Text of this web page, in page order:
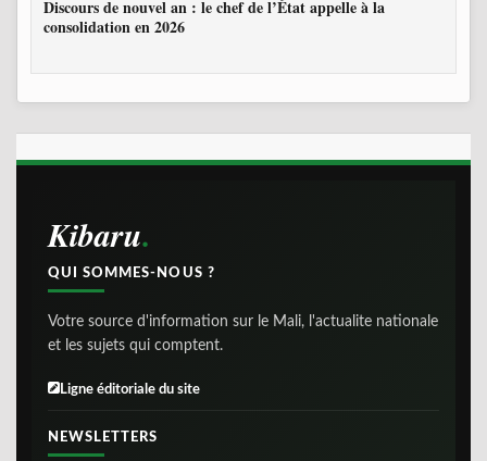
Discours de nouvel an : le chef de l’État appelle à la
consolidation en 2026
Kibaru
QUI SOMMES-NOUS ?
Votre source d'information sur le Mali, l'actualite nationale
et les sujets qui comptent.
Ligne éditoriale du site
NEWSLETTERS